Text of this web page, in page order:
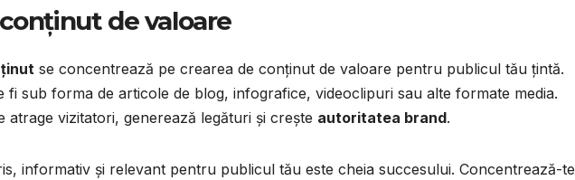
de valoare
se concentrează pe crearea de conținut de valoare pentru publicul tău țintă.
fi sub forma de articole de blog, infografice, videoclipuri sau alte formate media.
atrage vizitatori, generează legături și crește autoritatea brand.
informativ și relevant pentru publicul tău este cheia succesului. Concentrează-te